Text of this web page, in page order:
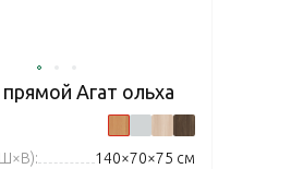
Агат ольха
140×70×75 см